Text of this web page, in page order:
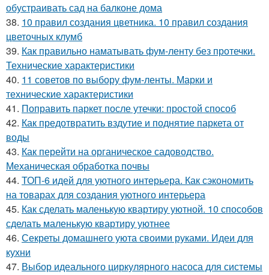
обустраивать сад на балконе дома
38. 10 правил создания цветника. 10 правил создания
цветочных клумб
39. Как правильно наматывать фум-ленту без протечки.
Технические характеристики
40. 11 советов по выбору фум-ленты. Марки и
технические характеристики
41. Поправить паркет после утечки: простой способ
42. Как предотвратить вздутие и поднятие паркета от
воды
43. Как перейти на органическое садоводство.
Механическая обработка почвы
44. ТОП-6 идей для уютного интерьера. Как сэкономить
на товарах для создания уютного интерьера
45. Как сделать маленькую квартиру уютной. 10 способов
сделать маленькую квартиру уютнее
46. Секреты домашнего уюта своими руками. Идеи для
кухни
47. Выбор идеального циркулярного насоса для системы